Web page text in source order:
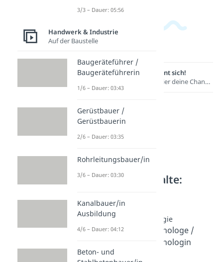
Lernen lohnt sich!
Entdecke hier deine Chancen.
Weitere Inhalte:
Industrie
Rund um Technologie
Produktionstechnologe /
Produktionstechnologin
Dauer: 03:58
3/3 – Dauer: 05:56
Handwerk & Industrie
Auf der Baustelle
Baugeräteführer /
Baugeräteführerin
1/6 – Dauer: 03:43
Gerüstbauer /
Gerüstbauerin
2/6 – Dauer: 03:35
Rohrleitungsbauer/in
3/6 – Dauer: 03:30
Kanalbauer/in
Ausbildung
4/6 – Dauer: 04:12
Beton- und